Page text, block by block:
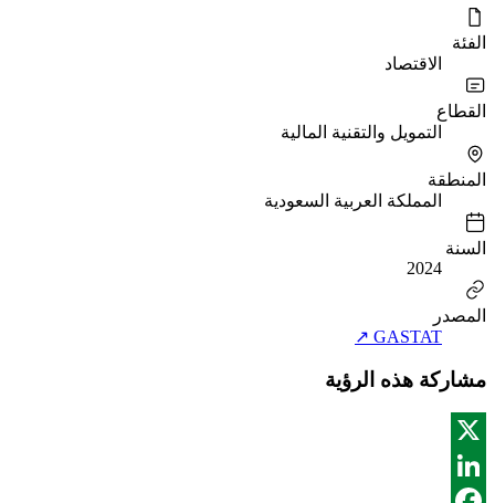
الفئة
الاقتصاد
القطاع
التمويل والتقنية المالية
المنطقة
المملكة العربية السعودية
السنة
2024
المصدر
GASTAT
↗
مشاركة هذه الرؤية
X